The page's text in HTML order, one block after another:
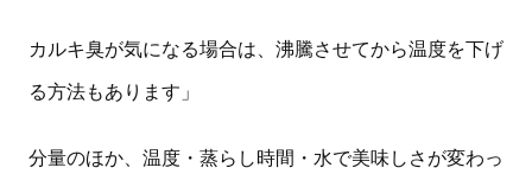
カルキ臭が気になる場合は、沸騰させてから温度を下げ
る方法もあります」
分量のほか、温度・蒸らし時間・水で美味しさが変わっ